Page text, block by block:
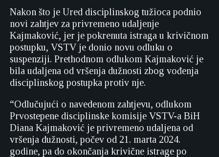
Nakon što je Ured disciplinskog tužioca podnio
novi zahtjev za privremeno udaljenje
Kajmaković, jer je pokrenuta istraga u krivičnom
postupku, VSTV je donio novu odluku o
suspenziji. Prethodnom odlukom Kajmaković je
bila udaljena od vršenja dužnosti zbog vođenja
disciplinskog postupka protiv nje.
“Odlučujući o navedenom zahtjevu, odlukom
Prvostepene disciplinske komisije VSTV-a BiH
Diana Kajmaković je privremeno udaljena od
vršenja dužnosti, počev od 21. marta 2024.
godine, pa do okončanja krivične istrage po